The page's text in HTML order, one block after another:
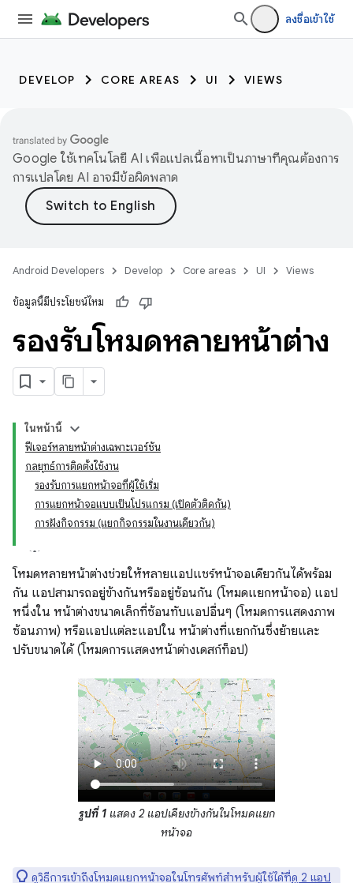
ลงชื่อเข้าใช้
DEVELOP CORE AREAS UI VIEWS
Google ใช้เทคโนโลยี AI เพื่อแปลเนื้อหาเป็นภาษาที่คุณต้องการ
การแปลโดย AI อาจมีข้อผิดพลาด
Android Developers Develop Core areas UI Views
ข้อมูลนี้มีประโยชน์ไหม
รองรับโหมดหลายหน้าต่าง
ในหน้านี้
ฟีเจอร์หลายหน้าต่างเฉพาะเวอร์ชัน
กลยุทธ์การติดตั้งใช้งาน
รองรับการแยกหน้าจอที่ผู้ใช้เริ่ม
การแยกหน้าจอแบบเป็นโปรแกรม (เปิดตัวติดกัน)
การฝังกิจกรรม (แยกกิจกรรมในงานเดียวกัน)
โหมดหลายหน้าต่างช่วยให้หลายแอปแชร์หน้าจอเดียวกันได้พร้อม
กัน แอปสามารถอยู่ข้างกันหรืออยู่ซ้อนกัน (โหมดแยกหน้าจอ) แอป
หนึ่งใน หน้าต่างขนาดเล็กที่ซ้อนทับแอปอื่นๆ (โหมดการแสดงภาพ
ซ้อนภาพ) หรือแอปแต่ละแอปใน หน้าต่างที่แยกกันซึ่งย้ายและ
ปรับขนาดได้ (โหมดการแสดงหน้าต่างเดสก์ท็อป)
รูปที่ 1แสดง 2 แอปเคียงข้างกันในโหมดแยก
หน้าจอ
ดูวิธีการเข้าถึงโหมดแยกหน้าจอในโทรศัพท์สำหรับผู้ใช้ได้ที่ดู 2 แอป